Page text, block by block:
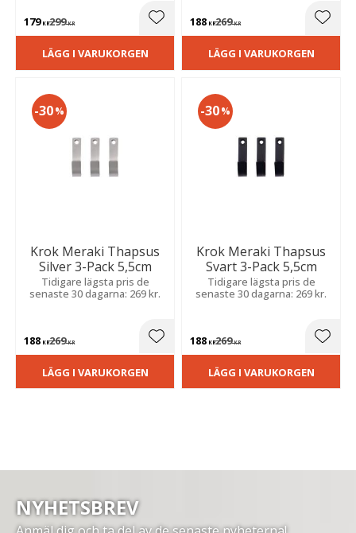
179KR299KR Lägg till i favoriter
LÄGG I VARUKORGEN
188 KR269KR
LÄGG I VARUKORGEN
Krok Meraki Thapsus
Silver 3-Pack 5,5cm
Tidigare lägsta pris de
senaste 30 dagarna: 269 kr.
188 KR269KR
30%
Lägg till i favoriter
LÄGG I VARUKORGEN
Krok Meraki Thapsus
Svart 3-Pack 5,5cm
Tidigare lägsta pris de
senaste 30 dagarna: 269 kr.
188 KR269KR
30%
LÄGG I VARUKORGEN
NYHETSBREV